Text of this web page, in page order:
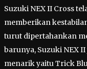
Suzuki NEX II Cross
memberikan
turut dipertahankan
barunya, Suzuki NEX
menarik yaitu Trick